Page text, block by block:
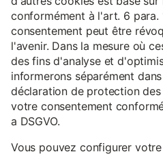
conformément à l'art. 6 para.
consentement peut être
l'avenir. Dans la mesure où
des fins d'analyse et
informerons séparément
déclaration de protection
votre consentement
a DSGVO.
Vous pouvez configurer